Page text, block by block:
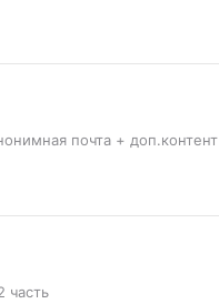
почта + доп.контент
часть